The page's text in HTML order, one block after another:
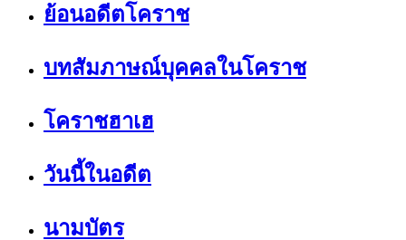
ย้อนอดีตโคราช
บทสัมภาษณ์บุคคลในโคราช
โคราชฮาเฮ
วันนี้ในอดีต
นามบัตร